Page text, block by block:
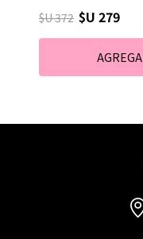
$U 372 $U 279